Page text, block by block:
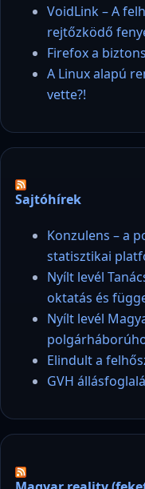
VoidLink – A
rejtőzködő
Firefox a
A Linux alapú
vette?!
Sajtóhírek
Konzulens – a
statisztikai
Nyílt levél
oktatás és
Nyílt levél
Elindult a
GVH